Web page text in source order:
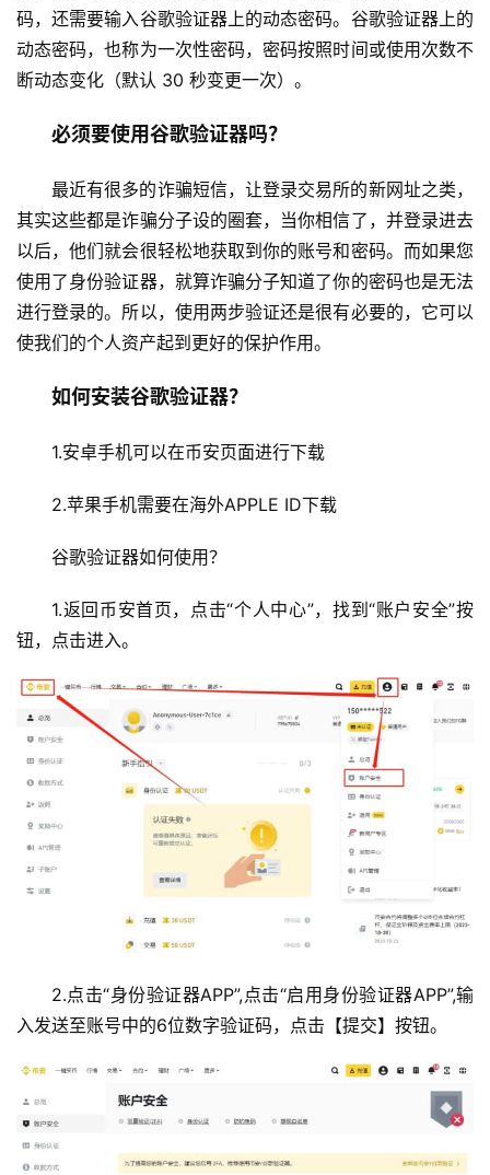
码，还需要输入谷歌验证器上的动态密码。谷歌验证器上的
动态密码，也称为一次性密码，密码按照时间或使用次数不
断动态变化（默认 30 秒变更一次）。
必须要使用谷歌验证器吗？
最近有很多的诈骗短信，让登录交易所的新网址之类，
其实这些都是诈骗分子设的圈套，当你相信了，并登录进去
以后，他们就会很轻松地获取到你的账号和密码。而如果您
使用了身份验证器，就算诈骗分子知道了你的密码也是无法
进行登录的。所以，使用两步验证还是很有必要的，它可以
使我们的个人资产起到更好的保护作用。
如何安装谷歌验证器？
1.安卓手机可以在币安页面进行下载
2.苹果手机需要在海外APPLE ID下载
谷歌验证器如何使用？
1.返回币安首页，点击“个人中心”，找到“账户安全”按
钮，点击进入。
2.点击“身份验证器APP”,点击“启用身份验证器APP”,输
入发送至账号中的6位数字验证码，点击【提交】按钮。